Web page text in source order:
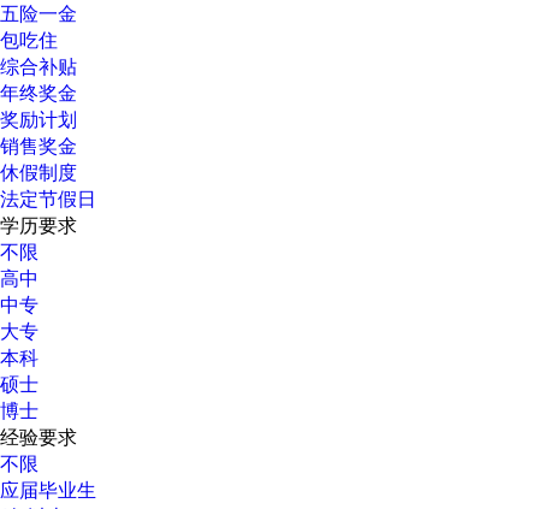
五险一金
包吃住
综合补贴
年终奖金
奖励计划
销售奖金
休假制度
法定节假日
学历要求
不限
高中
中专
大专
本科
硕士
博士
经验要求
不限
应届毕业生